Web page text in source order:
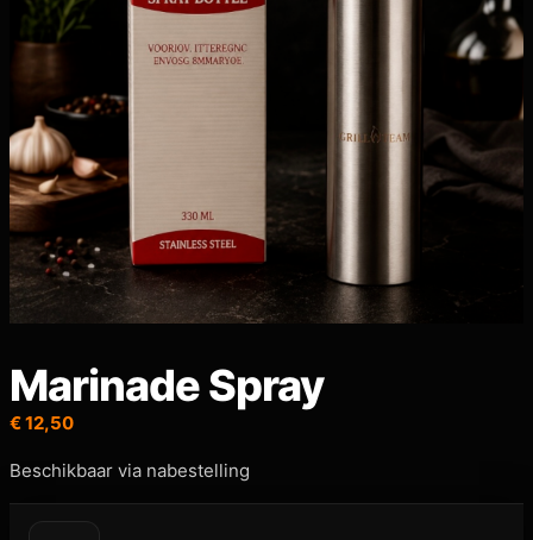
Marinade Spray
€12,50
Beschikbaar via nabestelling